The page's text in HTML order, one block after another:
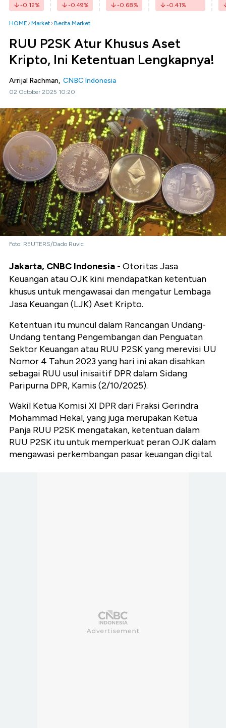
-0.12% -0.49% -0.68% -0.41%
HOME Market Berita Market
RUU P2SK Atur Khusus Aset
Kripto, Ini Ketentuan Lengkapnya!
Arrijal Rachman, CNBC Indonesia
02 October 2025 10:20
Foto: REUTERS/Dado Ruvic
Jakarta, CNBC Indonesia - Otoritas Jasa
Keuangan atau OJK kini mendapatkan ketentuan
khusus untuk mengawasai dan mengatur Lembaga
Jasa Keuangan (LJK) Aset Kripto.
Ketentuan itu muncul dalam Rancangan Undang-
Undang tentang Pengembangan dan Penguatan
Sektor Keuangan atau RUU P2SK yang merevisi UU
Nomor 4 Tahun 2023 yang hari ini akan disahkan
sebagai RUU usul inisaitif DPR dalam Sidang
Paripurna DPR, Kamis (2/10/2025).
Wakil Ketua Komisi XI DPR dari Fraksi Gerindra
Mohammad Hekal, yang juga merupakan Ketua
Panja RUU P2SK mengatakan, ketentuan dalam
RUU P2SK itu untuk memperkuat peran OJK dalam
mengawasi perkembangan pasar keuangan digital.